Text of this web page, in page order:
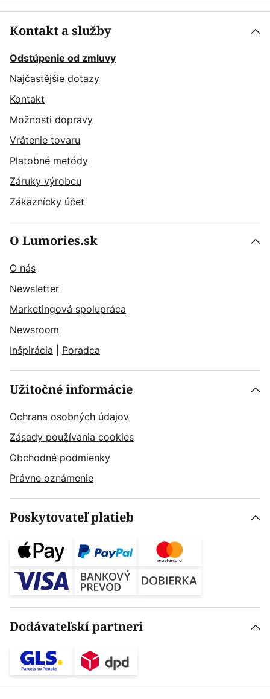
Kontakt a služby
Odstúpenie od zmluvy
Najčastějšie dotazy
Kontakt
Možnosti dopravy
Vrátenie tovaru
Platobné metódy
Záruky výrobcu
Zákaznícky účet
O Lumories.sk
O nás
Newsletter
Marketingová spolupráca
Newsroom
Inšpirácia
Poradca
Užitočné informácie
Ochrana osobných údajov
Zásady používania cookies
Obchodné podmienky
Právne oznámenie
Poskytovateľ platieb
Dodávateľskí partneri